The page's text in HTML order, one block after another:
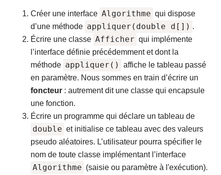
Créer une interface Algorithme qui dispose
d’une méthode appliquer(double d[]) .
Écrire une classe Afficher qui implémente
l’interface définie précédemment et dont la
méthode appliquer()
affiche le tableau passé
en paramètre. Nous sommes en train d’écrire un
foncteur : autrement dit une classe qui encapsule
une fonction.
Écrire un programme qui déclare un tableau de
double et initialise ce tableau avec des valeurs
pseudo aléatoires. L’utilisateur pourra spécifier le
nom de toute classe implémentant l’interface
Algorithme (saisie ou paramètre à l'exécution).